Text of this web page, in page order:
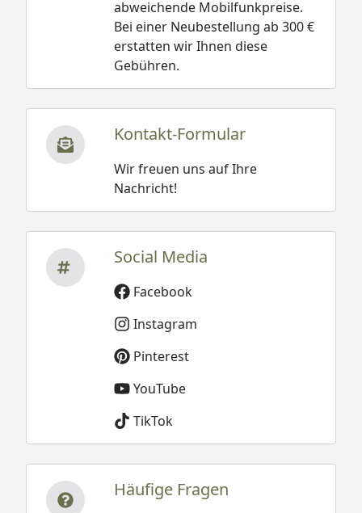
abweichende Mobilfunkpreise.
Bei einer Neubestellung ab 300 €
erstatten wir Ihnen diese
Gebühren.
Kontakt-Formular
Wir freuen uns auf Ihre
Nachricht!
Social Media
Facebook
Instagram
Pinterest
YouTube
TikTok
Häufige Fragen